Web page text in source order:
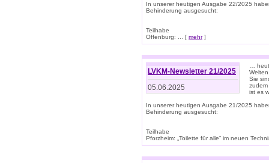
In unserer heutigen Ausgabe 22/2025
Behinderung ausgesucht:
Teilhabe
Offenburg: ... [ mehr]
LVKM-Newsletter 21/2025
05.06.2025
…
Sie
ist es
In unserer heutigen Ausgabe 21/2025
Behinderung ausgesucht:
Teilhabe
Pforzheim: „Toilette für alle“ im neuen